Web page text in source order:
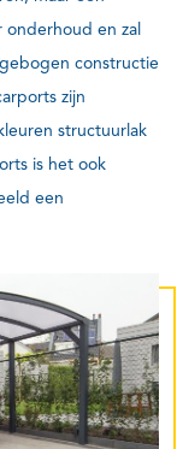
en zal
constructie
zijn
structuurlak
is het ook
een